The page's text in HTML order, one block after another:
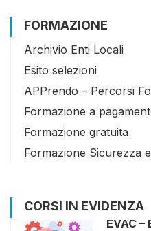
FORMAZIONE
Archivio Enti Locali
Esito selezioni
APPrendo – Percorsi
Formazione a
Formazione gratuita
Formazione Sicurezza
CORSI IN EVIDENZA
EVAC